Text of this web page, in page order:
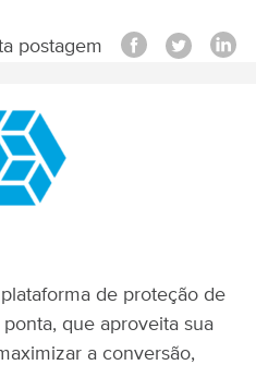
postagem
de proteção de
que aproveita sua
a conversão,